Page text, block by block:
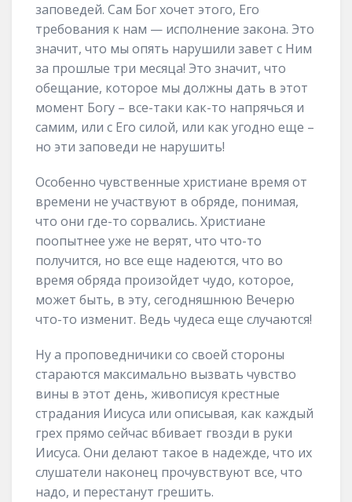
заповедей. Сам Бог хочет этого, Его
требования к нам — исполнение закона. Это
значит, что мы опять нарушили завет с Ним
за прошлые три месяца! Это значит, что
обещание, которое мы должны дать в этот
момент Богу – все-таки как-то напрячься и
самим, или с Его силой, или как угодно еще –
но эти заповеди не нарушить!
Особенно чувственные христиане время от
времени не участвуют в обряде, понимая,
что они где-то сорвались. Христиане
поопытнее уже не верят, что что-то
получится, но все еще надеются, что во
время обряда произойдет чудо, которое,
может быть, в эту, сегодняшнюю Вечерю
что-то изменит. Ведь чудеса еще случаются!
Ну а проповедничики со своей стороны
стараются максимально вызвать чувство
вины в этот день, живописуя крестные
страдания Иисуса или описывая, как каждый
грех прямо сейчас вбивает гвозди в руки
Иисуса. Они делают такое в надежде, что их
слушатели наконец прочувствуют все, что
надо, и перестанут грешить.